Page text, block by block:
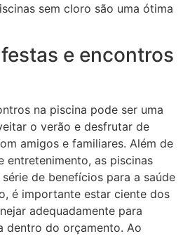
sem cloro são uma ótima
e encontros
na piscina pode ser uma
o verão e desfrutar de
amigos e familiares. Além de
entretenimento, as piscinas
de benefícios para a saúde
é importante estar ciente dos
adequadamente para
dentro do orçamento. Ao